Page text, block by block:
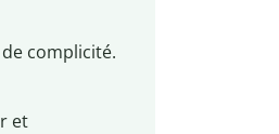
complicité.
et